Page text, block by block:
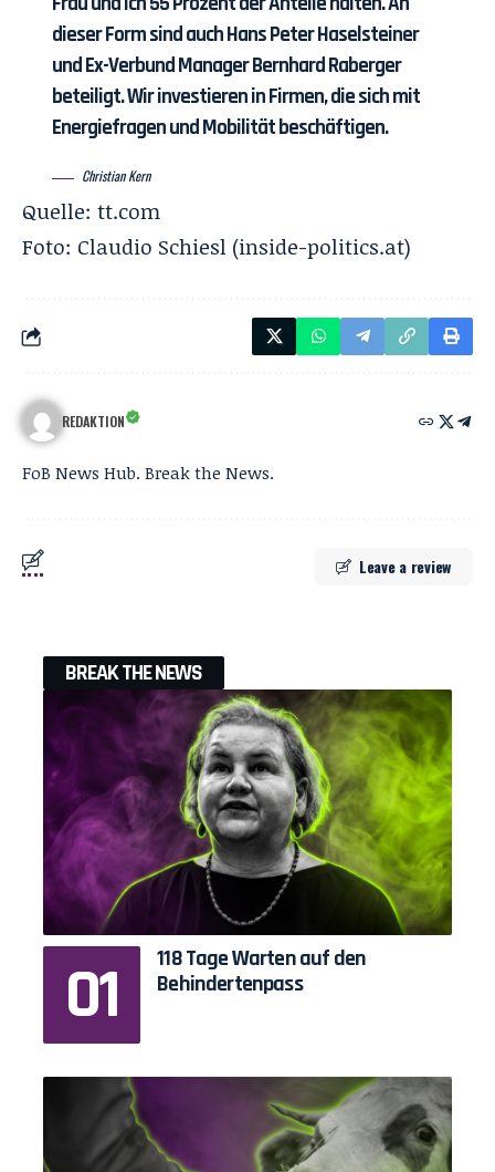
dieser Form sind auch Hans Peter Haselsteiner
und Ex-Verbund Manager Bernhard Raberger
beteiligt. Wir investieren in Firmen, die sich mit
Energiefragen und Mobilität beschäftigen.
Christian Kern
Quelle: tt.com
Foto: Claudio Schiesl (inside-politics.at)
REDAKTION
FoB News Hub. Break the News.
Leave a review
BREAK THE NEWS
118 Tage Warten auf den
Behindertenpass